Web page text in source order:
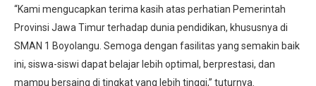
“Kami mengucapkan terima kasih atas perhatian Pemerintah
Provinsi Jawa Timur terhadap dunia pendidikan, khususnya di
SMAN 1 Boyolangu. Semoga dengan fasilitas yang semakin baik
ini, siswa-siswi dapat belajar lebih optimal, berprestasi, dan
mampu bersaing di tingkat yang lebih tinggi,” tuturnya.